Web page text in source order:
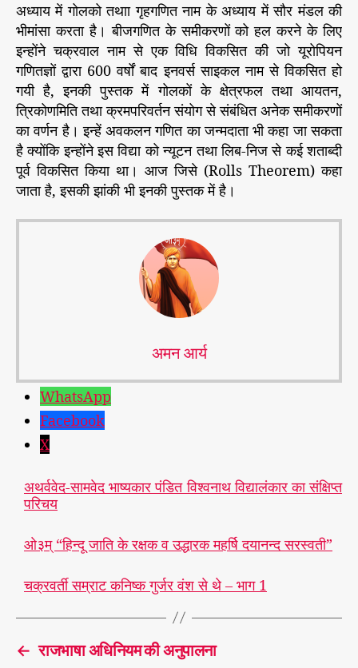
अध्याय में गोलको तथाा गृहगणित नाम के अध्याय में सौर मंडल की
भीमांसा करता है। बीजगणित के समीकरणों को हल करने के लिए
इन्होंने चक्रवाल नाम से एक विधि विकसित की जो यूरोपियन
गणितज्ञों द्वारा 600 वर्षों बाद इनवर्स साइकल नाम से विकसित हो
गयी है, इनकी पुस्तक में गोलकों के क्षेत्रफल तथा आयतन,
त्रिकोणमिति तथा क्रमपरिवर्तन संयोग से संबंधित अनेक समीकरणों
का वर्णन है। इन्हें अवकलन गणित का जन्मदाता भी कहा जा सकता
है क्योंकि इन्होंने इस विद्या को न्यूटन तथा लिब-निज से कई शताब्दी
पूर्व विकसित किया था। आज जिसे (Rolls Theorem) कहा
जाता है, इसकी झांकी भी इनकी पुस्तक में है।
अमन आर्य
WhatsApp
Facebook
X
अथर्ववेद-सामवेद भाष्यकार पंडित विश्वनाथ विद्यालंकार का संक्षिप्त
परिचय
ओ३म् “हिन्दू जाति के रक्षक व उद्धारक महर्षि दयानन्द सरस्वती”
चक्रवर्ती सम्राट कनिष्क गुर्जर वंश से थे – भाग 1
← राजभाषा अधिनियम की अनुपालना